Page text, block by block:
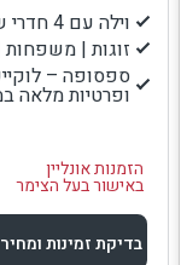
וילה עם 4 חדרי שינה
זוגות |
ספסופה –
ופרטיות מלאה
הזמנות אונליין
באישור בעל הצימר
בדיקת זמינות